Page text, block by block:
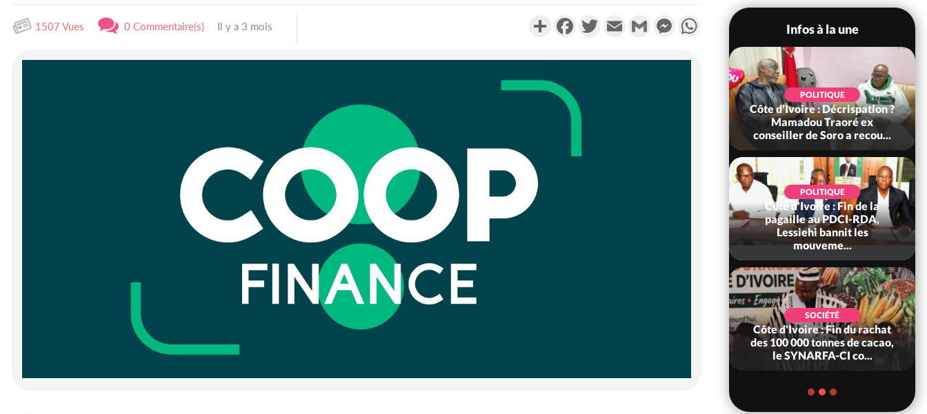
1507 Vues 0 Commentaire(s) Il y a 3 mois PartagerFacebookTwitterEmail Gmail MessengerWhatsApp
Infos à la une
Côte d'Ivoire : Ouattara
promet des sanctions contre
POLITIQUE
Côte d'Ivoire : Décrispation ?
Mamadou Traoré ex
conseiller de Soro a recou...
POLITIQUE
Côte d'Ivoire : Fin de la
pagaille au PDCI-RDA,
Lessiehi bannit les
mouveme...
SOCIÉTÉ
Côte d'Ivoire : Fin du rachat
des 100 000 tonnes de cacao,
le SYNARFA-CI co...